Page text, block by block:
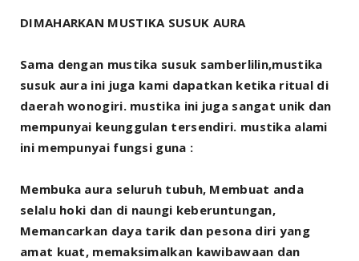
DIMAHARKAN MUSTIKA SUSUK AURA
Sama dengan mustika susuk samberlilin,mustika
susuk aura ini juga kami dapatkan ketika ritual di
daerah wonogiri. mustika ini juga sangat unik dan
mempunyai keunggulan tersendiri. mustika alami
ini mempunyai fungsi guna :
Membuka aura seluruh tubuh, Membuat anda
selalu hoki dan di naungi keberuntungan,
Memancarkan daya tarik dan pesona diri yang
amat kuat, memaksimalkan kawibawaan dan